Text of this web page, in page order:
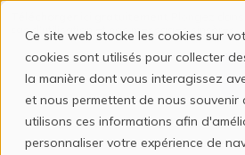
Ce site web stocke les cookies sur
cookies sont utilisés pour collecter
la manière dont vous interagissez
et nous permettent de nous souvenir
utilisons ces informations afin
personnaliser votre expérience de
cas d'utilisation et nos messages sincères.